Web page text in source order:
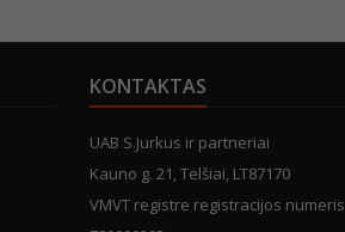
KONTAKTAS
UAB S.Jurkus ir partneriai
Kauno g. 21, Telšiai, LT87170
VMVT registre registracijos numeris